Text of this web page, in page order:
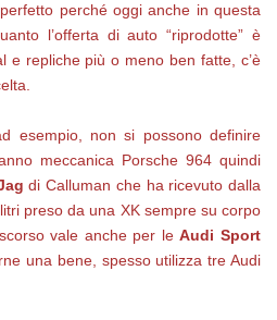
perché oggi anche in questa
l’offerta di auto “riprodotte” è
e repliche più o meno ben fatte, c’è
esempio, non si possono definire
meccanica Porsche 964 quindi
di Calluman che ha ricevuto dalla
preso da una XK sempre su corpo
vale anche per leAudi Sport
una bene, spesso utilizza tre Audi